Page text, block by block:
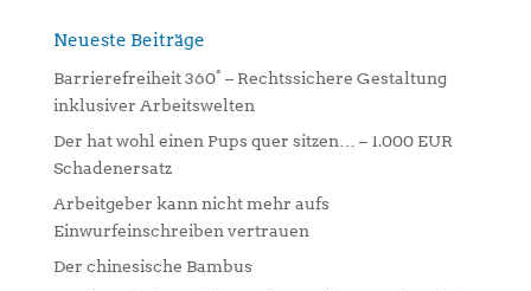
n
t
v
e
:
Neueste Beiträge
Barrierefreiheit 360° – Rechtssichere Gestaltung
inklusiver Arbeitswelten
Der hat wohl einen Pups quer sitzen… – 1.000 EUR
Schadenersatz
Arbeitgeber kann nicht mehr aufs
Einwurfeinschreiben vertrauen
Der chinesische Bambus